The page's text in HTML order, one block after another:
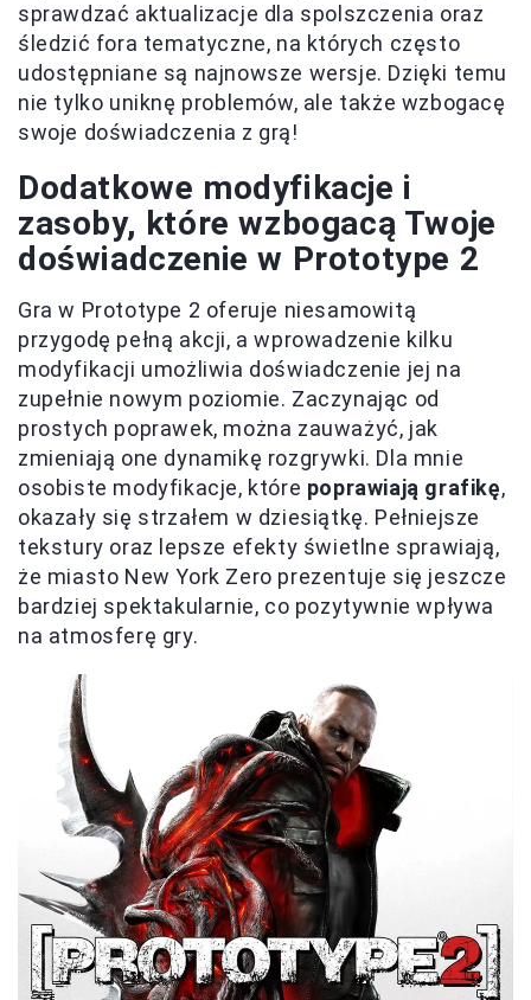
sprawdzać aktualizacje dla spolszczenia oraz
śledzić fora tematyczne, na których często
udostępniane są najnowsze wersje. Dzięki temu
nie tylko uniknę problemów, ale także wzbogacę
swoje doświadczenia z grą!
Dodatkowe modyfikacje i
zasoby, które wzbogacą Twoje
doświadczenie w Prototype 2
Gra w Prototype 2 oferuje niesamowitą
przygodę pełną akcji, a wprowadzenie kilku
modyfikacji umożliwia doświadczenie jej na
zupełnie nowym poziomie. Zaczynając od
prostych poprawek, można zauważyć, jak
zmieniają one dynamikę rozgrywki. Dla mnie
osobiste modyfikacje, które poprawiają grafikę,
okazały się strzałem w dziesiątkę. Pełniejsze
tekstury oraz lepsze efekty świetlne sprawiają,
że miasto New York Zero prezentuje się jeszcze
bardziej spektakularnie, co pozytywnie wpływa
na atmosferę gry.